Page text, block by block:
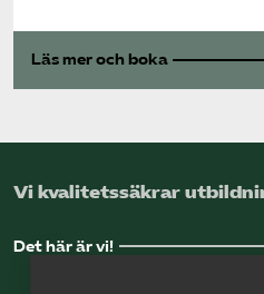
Läs mer och boka
Vi kvalitetssäkrar
Det här är vi!